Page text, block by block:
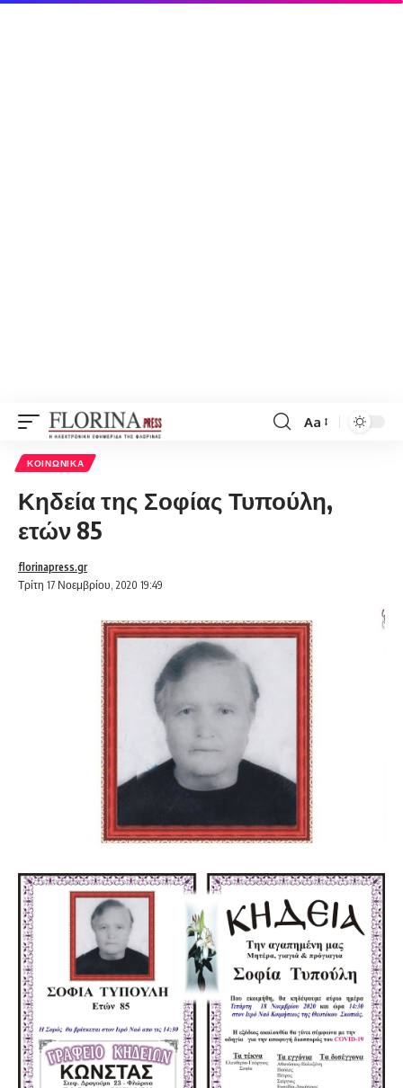
Font
Aa
ΚΟΙΝΩΝΙΚΆ
Κηδεία της Σοφίας Τυπούλη,
ετών 85
Τρίτη 17 Νοεμβρίου, 2020 19:49
florinapress.gr